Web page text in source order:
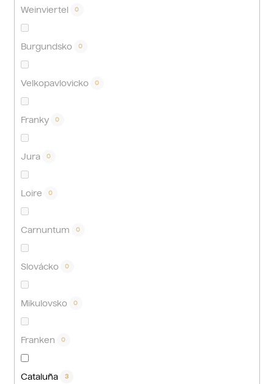
Weinviertel 0
Burgundsko 0
Velkopavlovicko 0
Franky 0
Jura 0
Loire 0
Carnuntum 0
Slovácko 0
Mikulovsko 0
Franken 0
Cataluña 3